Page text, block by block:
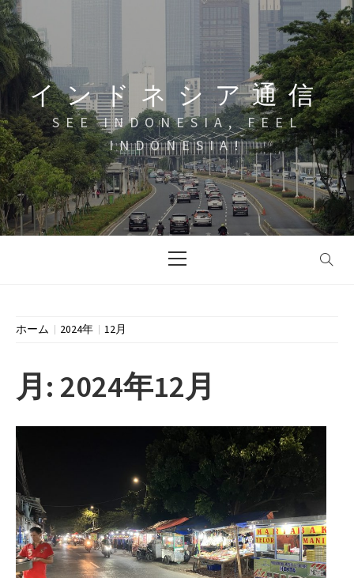
コ
ン
テ
ン
ツ
へ
ス
キ
ッ
プ
インドネシア通信
SEE INDONESIA, FEEL
INDONESIA!
イ
ホーム 2024年 12月
月: 2024年12月